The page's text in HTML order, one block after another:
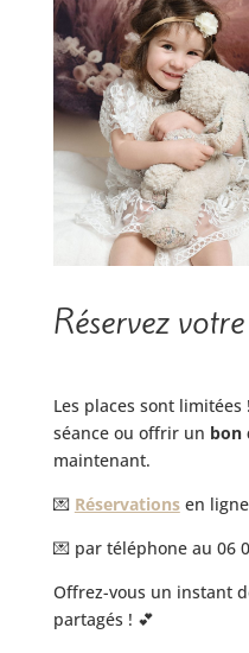
Réservez
Les places sont
séance ou offrir un bon
maintenant.
💌 Réservationsen ligne
💌 par téléphone au 06
Offrez-vous un instant
partagés ! 💕